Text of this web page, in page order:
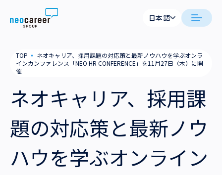
Skip to content
日本語
English
代表メッセージ
私たちの考え方
採用支援
就労支援
業務支援
企業情報
会社概要
役員一覧
ニュース
サステナビリティ
日本語
English
TOP ▪ ネオキャリア、採用課題の対応策と最新ノウハウを学ぶオンラ
インカンファレンス「NEO HR CONFERENCE」を11月27日（木）に開
催
ネオキャリア、採用課
題の対応策と最新ノウ
ハウを学ぶオンライン